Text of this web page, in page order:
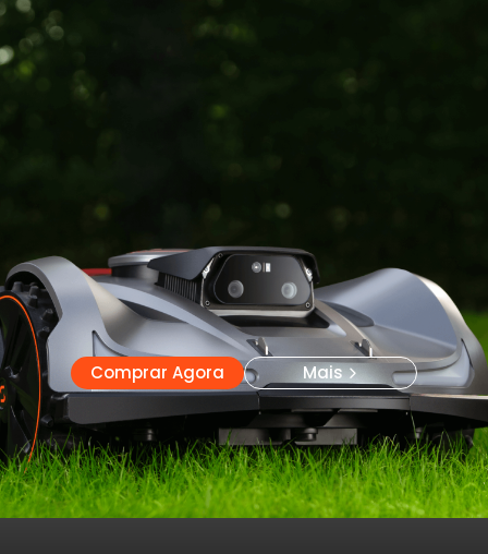
Comprar Agora Mais